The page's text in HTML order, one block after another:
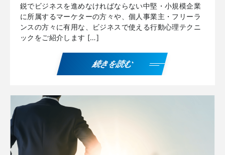
鋭でビジネスを進めなければならない中堅・小規模企業
に所属するマーケターの方々や、個人事業主・フリーラ
ンスの方々に有用な、ビジネスで使える行動心理テクニ
ックをご紹介します […]
続きを読む